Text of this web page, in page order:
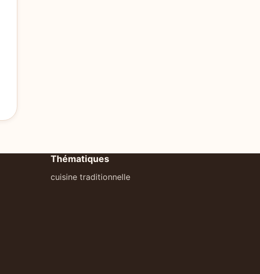
Thématiques
cuisine traditionnelle